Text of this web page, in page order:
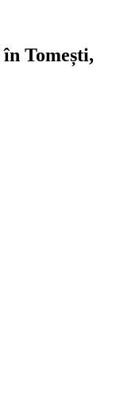
în Tomești,